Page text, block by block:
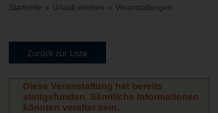
Startseite » Urlaub erleben » Veranstaltungen
Zurück zur Liste
Diese Veranstaltung hat bereits
stattgefunden. Sämtliche Informationen
könnten veraltet sein.